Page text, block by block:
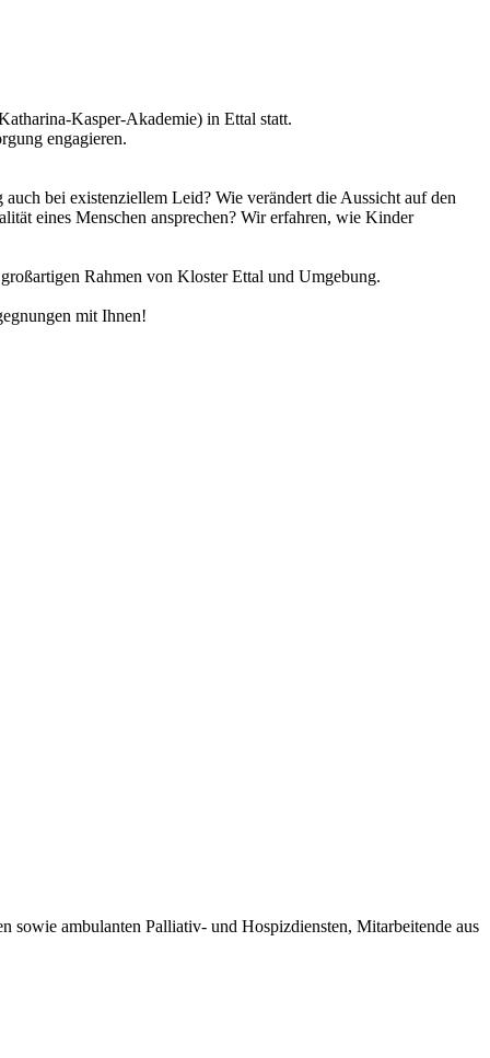
Kasper-Akademie) in Ettal statt.
engagieren.
bei existenziellem Leid? Wie verändert die Aussicht auf den
eines Menschen ansprechen? Wir erfahren, wie Kinder
Rahmen von Kloster Ettal und Umgebung.
mit Ihnen!
sowie ambulanten Palliativ- und Hospizdiensten, Mitarbeitende aus